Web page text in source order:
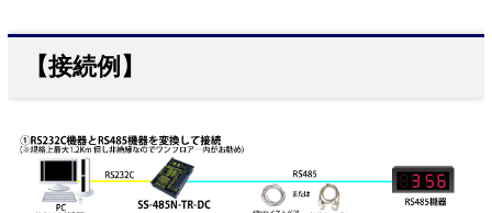
【接続例】